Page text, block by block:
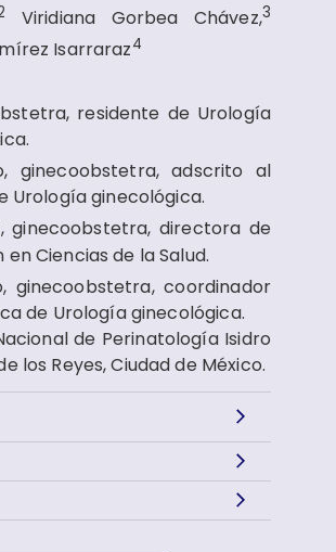
Viridiana Gorbea Chávez,3
Isarraraz4
residente de Urología
ginecoobstetra, adscrito al
Urología ginecológica.
ginecoobstetra, directora de
en Ciencias de la Salud.
ginecoobstetra, coordinador
de Urología ginecológica.
de Perinatología Isidro
los Reyes, Ciudad de México.